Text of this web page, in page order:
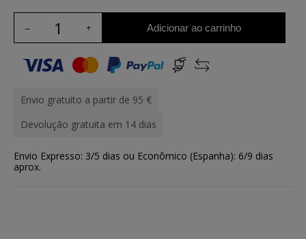
Adicionar ao carrinho
Envio gratuito a partir de 95 €
Devolução gratuita em 14 dias
Envio Expresso: 3/5 dias ou Econômico (Espanha): 6/9 dias
aprox.